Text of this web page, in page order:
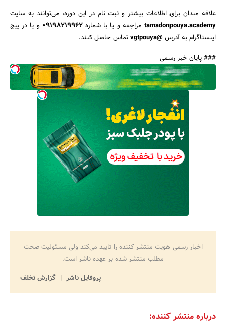
علاقه مندان برای اطلاعات بیشتر و ثبت نام در این دوره، می‌توانند به سایت
tamadonpouya.academyمراجعه و یا با شماره09198219962 و یا در پیج
اینستاگرام به آدرس @vgtpouya
تماس حاصل کنند.
### پایان خبر رسمی
اخبار رسمی هویت منتشر کننده را تایید می‌کند ولی مسئولیت صحت
مطلب منتشر شده بر عهده ناشر است.
پروفایل ناشر
گزارش تخلف
درباره منتشر کننده: